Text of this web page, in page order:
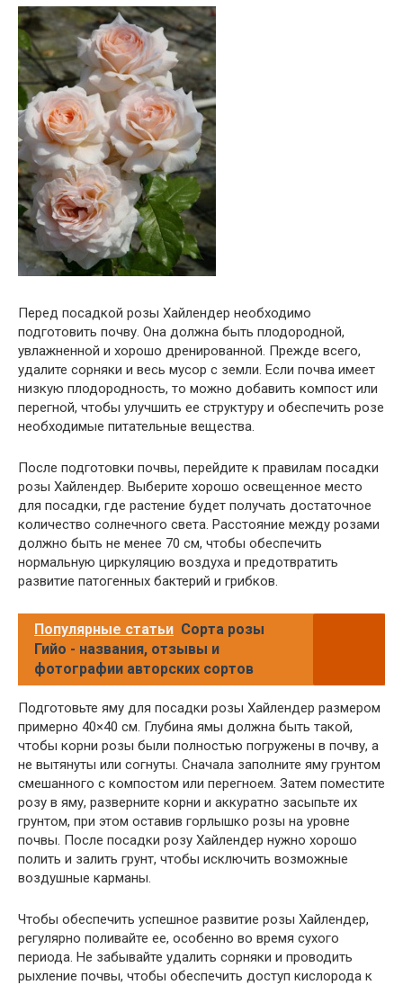
Перед посадкой розы Хайлендер необходимо
подготовить почву. Она должна быть плодородной,
увлажненной и хорошо дренированной. Прежде всего,
удалите сорняки и весь мусор с земли. Если почва имеет
низкую плодородность, то можно добавить компост или
перегной, чтобы улучшить ее структуру и обеспечить розе
необходимые питательные вещества.
После подготовки почвы, перейдите к правилам посадки
розы Хайлендер. Выберите хорошо освещенное место
для посадки, где растение будет получать достаточное
количество солнечного света. Расстояние между розами
должно быть не менее 70 см, чтобы обеспечить
нормальную циркуляцию воздуха и предотвратить
развитие патогенных бактерий и грибков.
Популярные статьи Сорта розы
Гийо - названия, отзывы и
фотографии авторских сортов
Подготовьте яму для посадки розы Хайлендер размером
примерно 40×40 см. Глубина ямы должна быть такой,
чтобы корни розы были полностью погружены в почву, а
не вытянуты или согнуты. Сначала заполните яму грунтом
смешанного с компостом или перегноем. Затем поместите
розу в яму, разверните корни и аккуратно засыпьте их
грунтом, при этом оставив горлышко розы на уровне
почвы. После посадки розу Хайлендер нужно хорошо
полить и залить грунт, чтобы исключить возможные
воздушные карманы.
Чтобы обеспечить успешное развитие розы Хайлендер,
регулярно поливайте ее, особенно во время сухого
периода. Не забывайте удалить сорняки и проводить
рыхление почвы, чтобы обеспечить доступ кислорода к